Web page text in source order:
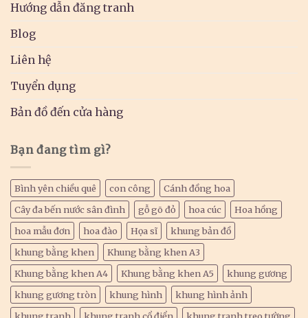
Hướng dẫn đăng tranh
Blog
Liên hệ
Tuyển dụng
Bản đồ đến cửa hàng
Bạn đang tìm gì?
Bình yên chiều quê con công
Cánh đồng hoa
Cây đa bến nước sân đình
gỗ gõ đỏ hoa cúc
Hoa hồng
hoa mẫu đơn
hoa đào Họa sĩ
khung bản đồ
khung bằng khen
Khung bằng khen A3
Khung bằng khen A4
Khung bằng khen A5
khung gương
khung gương tròn
khung hình
khung hình ảnh
khung tranh
khung tranh cổ điển
khung tranh treo tường